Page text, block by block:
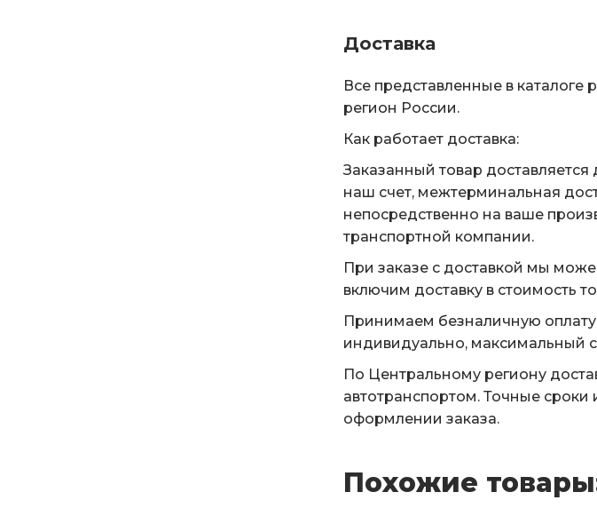
Доставка
Все представленные в
регион России.
Как работает доставка:
Заказанный товар
наш счет, межтерминальная
непосредственно на ваше
транспортной компании.
При заказе с доставкой мы
включим доставку в стоимость
Принимаем безналичную
индивидуально, максимальный
По Центральному региону
автотранспортом. Точные
оформлении заказа.
Похожие